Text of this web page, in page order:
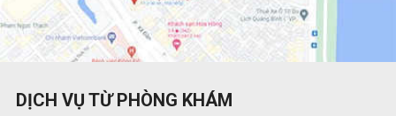
DỊCH VỤ TỪ PHÒNG KHÁM